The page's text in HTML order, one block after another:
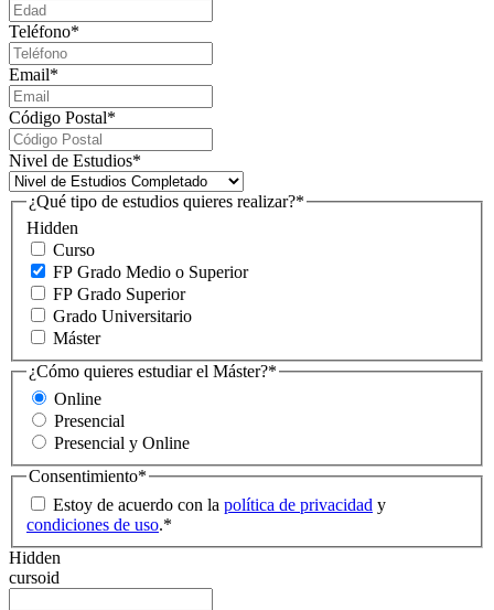
Teléfono*
Email*
Código Postal*
Nivel de Estudios*
Hidden
¿Qué tipo de estudios quieres realizar?*
Curso
FP Grado Medio o Superior
FP Grado Superior
Grado Universitario
Máster
¿Cómo quieres estudiar el Máster?*
Online
Presencial
Presencial y Online
Consentimiento*
Estoy de acuerdo con la política de privacidad y
condiciones de uso.*
Hidden
cursoid